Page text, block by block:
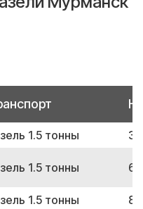
1.5 тонны
1.5 тонны
1.5 тонны